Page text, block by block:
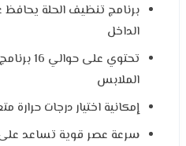
برنامج تنظيف الحلة
الداخل
تحتوي
الملابس
إمكانية اختيار درجات
سرعة عصر قوية تساعد